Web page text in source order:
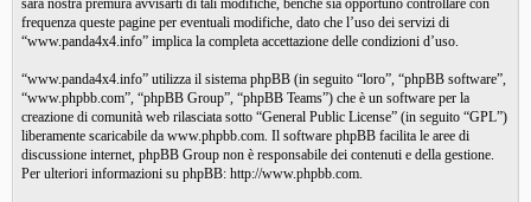
sarà nostra premura avvisarti di tali modifiche, benché sia opportuno controllare con
frequenza queste pagine per eventuali modifiche, dato che l’uso dei servizi di
“www.panda4x4.info” implica la completa accettazione delle condizioni d’uso.
“www.panda4x4.info” utilizza il sistema phpBB (in seguito “loro”, “phpBB software”,
“www.phpbb.com”, “phpBB Group”, “phpBB Teams”) che è un software per la
creazione di comunità web rilasciata sotto “General Public License” (in seguito “GPL”)
liberamente scaricabile da www.phpbb.com. Il software phpBB facilita le aree di
discussione internet, phpBB Group non è responsabile dei contenuti e della gestione.
Per ulteriori informazioni su phpBB: http://www.phpbb.com.